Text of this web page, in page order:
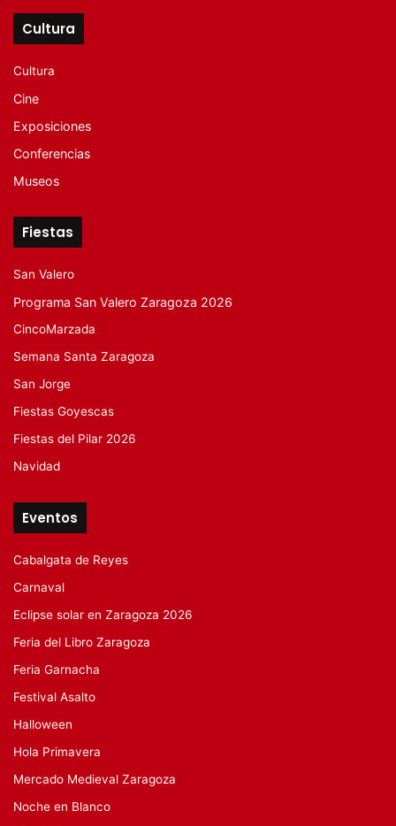
Cultura
Cultura
Cine
Exposiciones
Conferencias
Museos
Fiestas
San Valero
Programa San Valero Zaragoza 2026
CincoMarzada
Semana Santa Zaragoza
San Jorge
Fiestas Goyescas
Fiestas del Pilar 2026
Navidad
Eventos
Cabalgata de Reyes
Carnaval
Eclipse solar en Zaragoza 2026
Feria del Libro Zaragoza
Feria Garnacha
Festival Asalto
Halloween
Hola Primavera
Mercado Medieval Zaragoza
Noche en Blanco